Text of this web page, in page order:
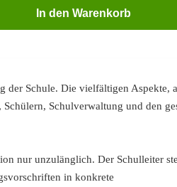
In den Warenkorb
der Schule. Die vielfältigen Aspekte,
Schulverwaltung und den
nur unzulänglich. Der Schulleiter
in konkrete